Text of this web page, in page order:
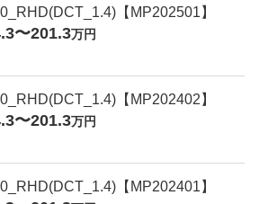
【MP202501】
〜201.3万円
【MP202402】
〜201.3万円
【MP202401】